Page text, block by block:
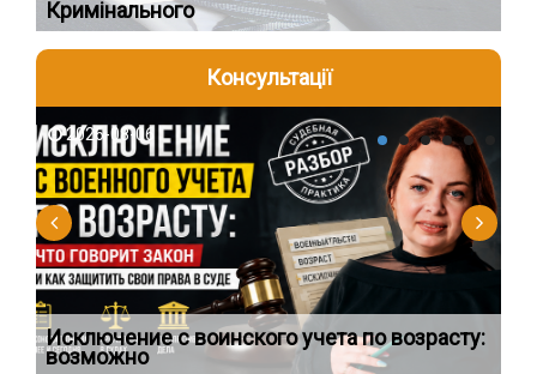
Кримінального
Консультації
2026-08-06
Исключение с воинского учета по возрасту:
возможно